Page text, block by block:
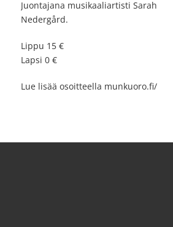
Juontajana musikaaliartisti Sarah
Nedergård.
Lippu 15 €
Lapsi 0 €
Lue lisää osoitteella munkuoro.fi/